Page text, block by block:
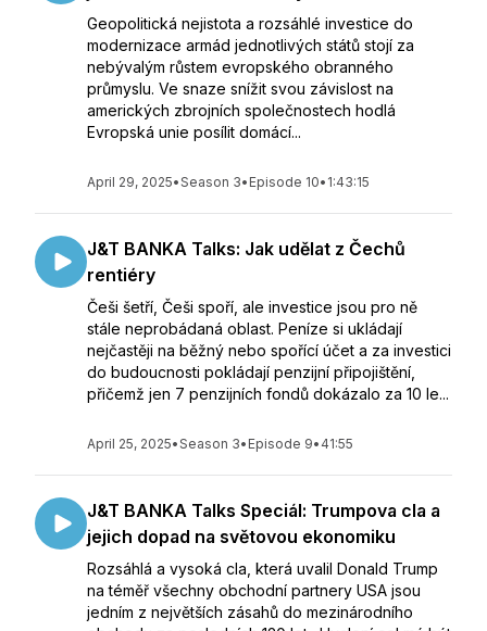
Geopolitická nejistota a rozsáhlé investice do
modernizace armád jednotlivých států stojí za
nebývalým růstem evropského obranného
průmyslu. Ve snaze snížit svou závislost na
amerických zbrojních společnostech hodlá
Evropská unie posílit domácí...
April 29, 2025•Season 3• Episode 10• 1:43:15
J&T BANKA Talks: Jak udělat z Čechů
rentiéry
Češi šetří, Češi spoří, ale investice jsou pro ně
stále neprobádaná oblast. Peníze si ukládají
nejčastěji na běžný nebo spořící účet a za investici
do budoucnosti pokládají penzijní připojištění,
přičemž jen 7 penzijních fondů dokázalo za 10 le...
April 25, 2025•Season 3• Episode 9• 41:55
J&T BANKA Talks Speciál: Trumpova cla a
jejich dopad na světovou ekonomiku
Rozsáhlá a vysoká cla, která uvalil Donald Trump
na téměř všechny obchodní partnery USA jsou
jedním z největších zásahů do mezinárodního